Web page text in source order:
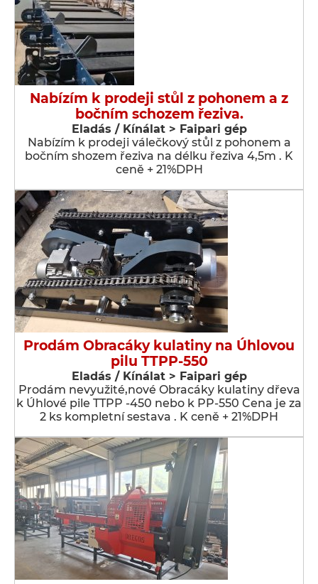
Nabízím k prodeji stůl z pohonem a z
bočním schozem řeziva.
Eladás / Kínálat > Faipari gép
Nabízím k prodeji válečkový stůl z pohonem a
bočním shozem řeziva na délku řeziva 4,5m . K
ceně + 21%DPH
Prodám Obracáky kulatiny na Úhlovou
pilu TTPP-550
Eladás / Kínálat > Faipari gép
Prodám nevyužité,nové Obracáky kulatiny dřeva
k Úhlové pile TTPP -450 nebo k PP-550 Cena je za
2 ks kompletní sestava . K ceně + 21%DPH